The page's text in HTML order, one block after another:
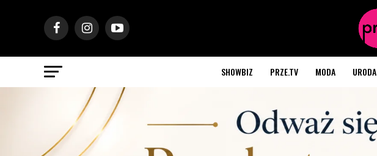
SHOWBIZ PRZE.TV MODA URODA